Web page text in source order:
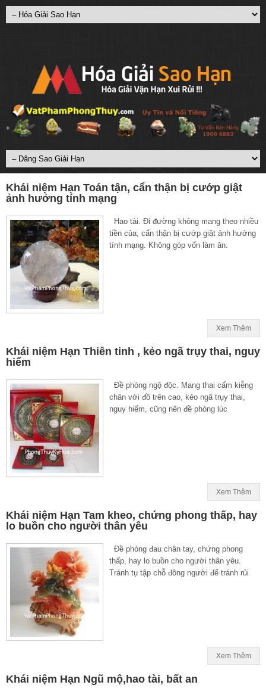
Khái niệm Hạn Toán tận, cẩn thận bị cướp giật
ảnh hưởng tính mạng
Hao tài. Đi đường không mang theo nhiều
tiền của, cẩn thận bị cướp giật ảnh hưởng
tính mạng. Không góp vốn làm ăn.
Xem Thêm
Khái niệm Hạn Thiên tinh , kẻo ngã trụy thai, nguy
hiểm
Đề phòng ngộ độc. Mang thai cấm kiễng
chân với đồ trên cao, kẻo ngã trụy thai,
nguy hiểm, cũng nên đề phòng lúc
Xem Thêm
Khái niệm Hạn Tam kheo, chứng phong thấp, hay
lo buồn cho người thân yêu
Đề phòng đau chân tay, chứng phong
thấp, hay lo buồn cho người thân yêu.
Tránh tụ tập chỗ đông người để tránh rủi
Xem Thêm
Khái niệm Hạn Ngũ mộ,hao tài, bất an